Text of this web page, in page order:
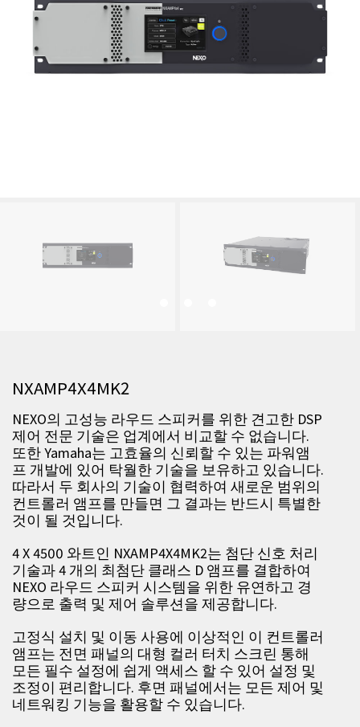
NXAMP4X4MK2
NEXO의 고성능 라우드 스피커를 위한 견고한 DSP
제어 전문 기술은 업계에서 비교할 수 없습니다.
또한 Yamaha는 고효율의 신뢰할 수 있는 파워앰
프 개발에 있어 탁월한 기술을 보유하고 있습니다.
따라서 두 회사의 기술이 협력하여 새로운 범위의
컨트롤러 앰프를 만들면 그 결과는 반드시 특별한
것이 될 것입니다.
4 X 4500 와트인 NXAMP4X4MK2는 첨단 신호 처리
기술과 4 개의 최첨단 클래스 D 앰프를 결합하여
NEXO 라우드 스피커 시스템을 위한 유연하고 경
량으로 출력 및 제어 솔루션을 제공합니다.
고정식 설치 및 이동 사용에 이상적인 이 컨트롤러
앰프는 전면 패널의 대형 컬러 터치 스크린 통해
모든 필수 설정에 쉽게 액세스 할 수 있어 설정 및
조정이 편리합니다. 후면 패널에서는 모든 제어 및
네트워킹 기능을 활용할 수 있습니다.